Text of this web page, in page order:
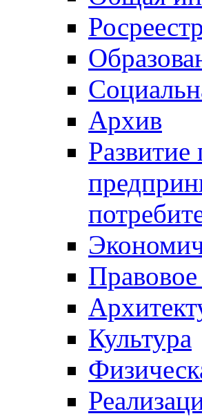
Росреестр
Архив
Развитие
Культура